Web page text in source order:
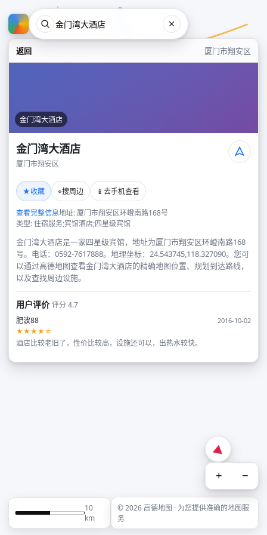
返回 厦门市翔安区
金门湾大酒店
金门湾大酒店
厦门市翔安区
★收藏 ⌖搜周边 📱 去手机查看
查看完整信息地址: 厦门市翔安区环嶝南路168号
类型: 住宿服务;宾馆酒店;四星级宾馆
金门湾大酒店是一家四星级宾馆，地址为厦门市翔安区环嶝南路168
号。电话：0592-7617888。地理坐标：24.543745,118.327090。您可
以通过高德地图查看金门湾大酒店的精确地图位置、规划到达路线，
以及查找周边设施。
用户评价评分 4.7
肥波88
2016-10-02
★★★★☆
酒店比较老旧了，性价比较高，设施还可以，出热水较快。
+ −
10
km
© 2026 高德地图 · 为您提供准确的地图服
务